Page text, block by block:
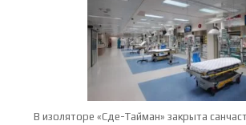
В изоляторе «Сде-Тайман» закрыта